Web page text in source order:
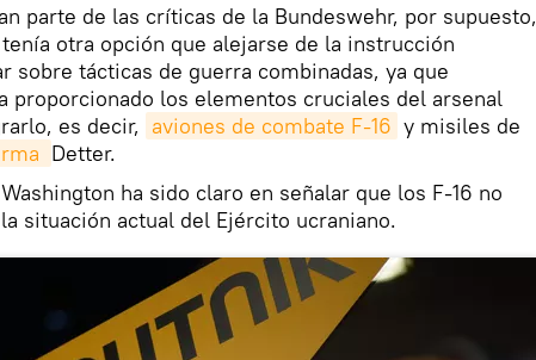
parte de las críticas de la Bundeswehr, por supuesto,
tenía otra opción que alejarse de la instrucción
sobre tácticas de guerra combinadas, ya que
proporcionado los elementos cruciales del arsenal
es decir, aviones de combate F-16 y misiles de
Detter.
ha sido claro en señalar que los F-16 no
situación actual del Ejército ucraniano.